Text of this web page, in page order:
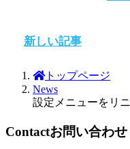
新しい記事
トップページ
News
Contactお問い合わせ